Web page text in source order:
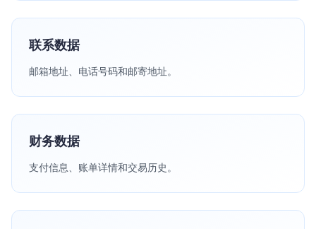
联系数据
邮箱地址、电话号码和邮寄地址。
财务数据
支付信息、账单详情和交易历史。